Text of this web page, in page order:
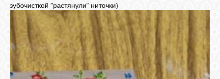
зубочисткой "растянули" ниточки)